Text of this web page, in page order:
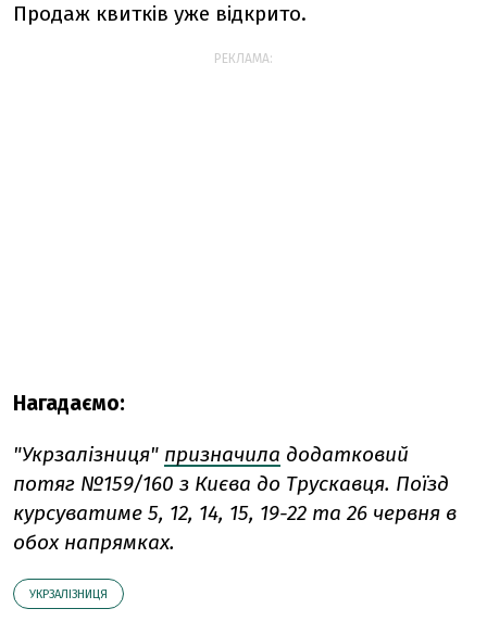
Продаж квитків уже відкрито.
РЕКЛАМА:
Нагадаємо:
"Укрзалізниця" призначила додатковий
потяг №159/160 з Києва до Трускавця. Поїзд
курсуватиме 5, 12, 14, 15, 19-22 та 26 червня в
обох напрямках.
УКРЗАЛІЗНИЦЯ